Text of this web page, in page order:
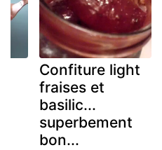
Confiture light
fraises et
basilic...
superbement
bon...